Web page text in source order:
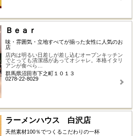
Ｂｅａｒ
味・雰囲気・立地すべてが揃った女性に人気のお
店
店内は明るい日差しが差し込むオープンキッチン
でとっても清潔感があってオシャレ。本格イタリ
アンが食べら…
群馬県沼田市下之町１０１３
0278-22-8029
ラーメンハウス 白沢店
天然素材100％でつくるこだわりの一杯